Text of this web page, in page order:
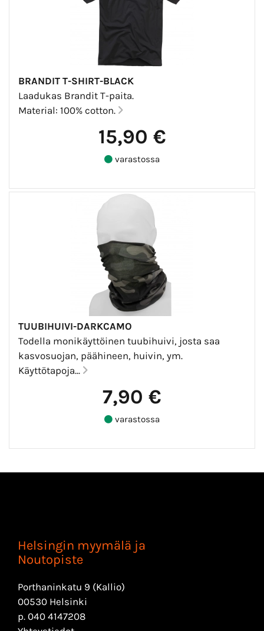
BRANDIT T-SHIRT-BLACK
Laadukas Brandit T-paita.
Material: 100% cotton.
15,90 €
varastossa
TUUBIHUIVI-DARKCAMO
Todella monikäyttöinen tuubihuivi, josta saa
kasvosuojan, päähineen, huivin, ym.
Käyttötapoja...
7,90 €
varastossa
Helsingin myymälä ja
Noutopiste
Porthaninkatu 9 (Kallio)
00530 Helsinki
p. 040 4147208